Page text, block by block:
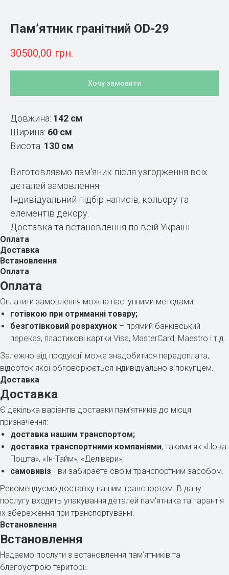
Пам’ятник гранітний OD-29
30500,00 грн.
Хочу замовити
Довжина: 142 см
Ширина: 60 см
Висота: 130 см
Виготовляємо пам'яник після узгодження всіх
деталей замовлення.
Індивідуальний підбір написів, кольору та
елементів декору.
Доставка та встановлення по всій Україні.
Оплата
Доставка
Встановлення
Оплата
Оплата
Оплатити замовлення можна наступними методами:
готівкою при отриманні товару;
безготівковий розрахунок – прямий банківський
переказ, пластикові картки Visa, MasterCard, Maestro і т.д.
Залежно від продукції може знадобитися передоплата,
відсоток якої обговорюється індивідуально з покупцем.
Доставка
Доставка
Є декілька варіантів доставки пам’ятників до місця
призначення:
доставка нашим транспортом;
доставка транспортними компаніями, такими як «Нова
Пошта», «Ін-Тайм», «Делівери»;
самовивіз - ви забираєте своїм транспортним засобом.
Рекомендуємо доставку нашим транспортом. В дану
послугу входить упакування деталей пам'ятника та гарантія
їх збереження при транспортуванні.
Встановлення
Встановлення
Надаємо послуги з встановлення пам’ятників та
благоустрою території.